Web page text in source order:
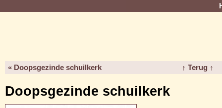
« Doopsgezinde schuilkerk ↑ Terug ↑
Doopsgezinde schuilkerk